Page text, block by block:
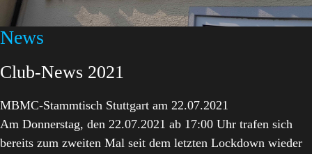
News
Club-News 2021
MBMC-Stammtisch Stuttgart am 22.07.2021
Am Donnerstag, den 22.07.2021 ab 17:00 Uhr trafen sich
bereits zum zweiten Mal seit dem letzten Lockdown wieder